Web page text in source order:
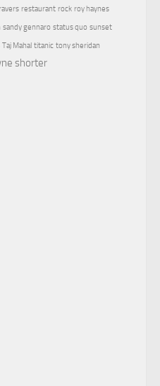
restaurant rock roy haynes
sandy gennaro status quo sunset
Taj Mahal titanic tony sheridan
shorter